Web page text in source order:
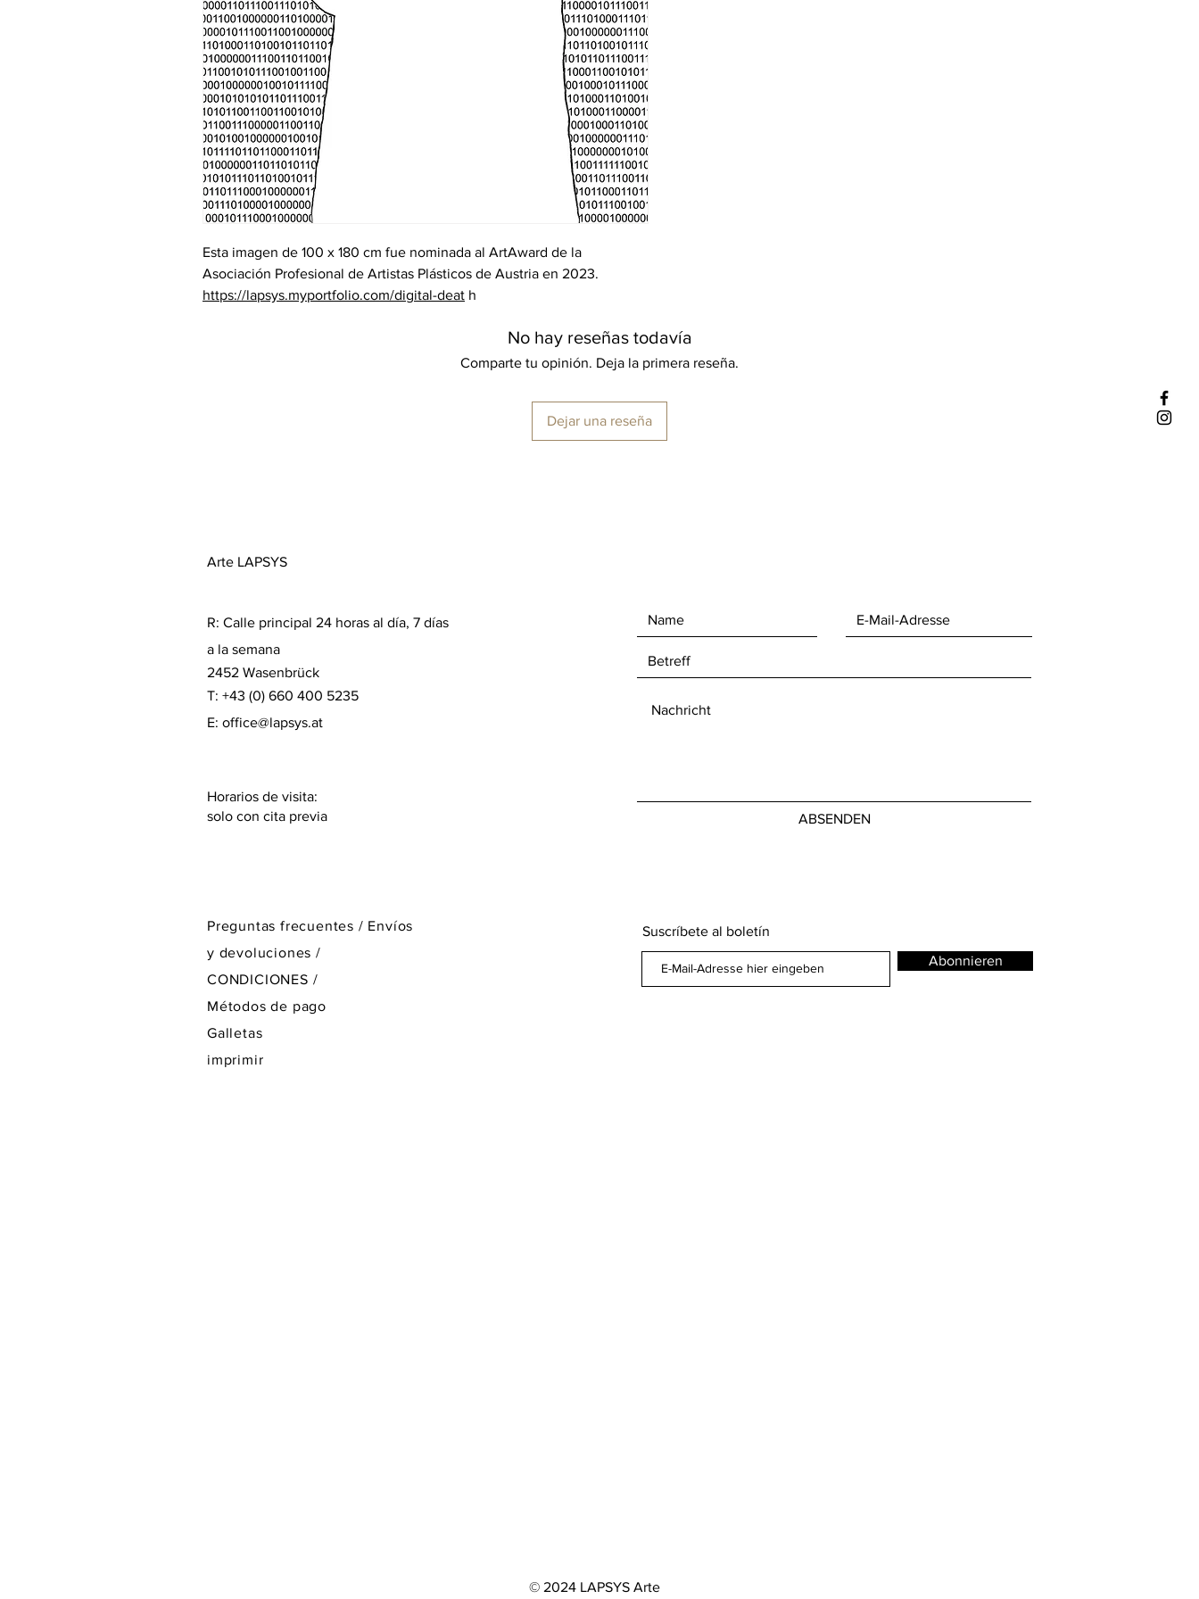
Esta imagen de 100 x 180 cm fue nominada al ArtAward de la
Asociación Profesional de Artistas Plásticos de Austria en 2023.
https://lapsys.myportfolio.com/digital-deat h
No hay reseñas todavía
Comparte tu opinión. Deja la primera reseña.
Dejar una reseña
Arte LAPSYS
R: Calle principal 24 horas al día, 7 días
a la semana
2452 Wasenbrück
T: +43 (0) 660 400 5235
E: office@lapsys.at
Horarios de visita:
solo con cita previa
Preguntas frecuentes / Envíos
y devoluciones /
CONDICIONES /
Métodos de pago
Galletas
imprimir
ABSENDEN
Suscríbete al boletín
Abonnieren
© 2024 LAPSYS Arte